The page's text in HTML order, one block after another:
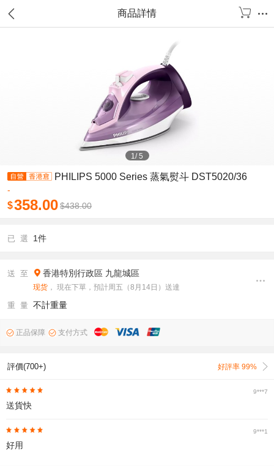
商品詳情
1/5
PHILIPS 5000 Series 蒸氣熨斗 DST5020/36
-
$358.00$438.00
已 選 1件
送 至 香港特別行政區 九龍城區
现货 ， 現在下單，預計周五（8月14日）送達
重 量 不計重量
正品保障 支付方式
評價(700+) 好評率 99%
9***7
送貨快
9***1
好用